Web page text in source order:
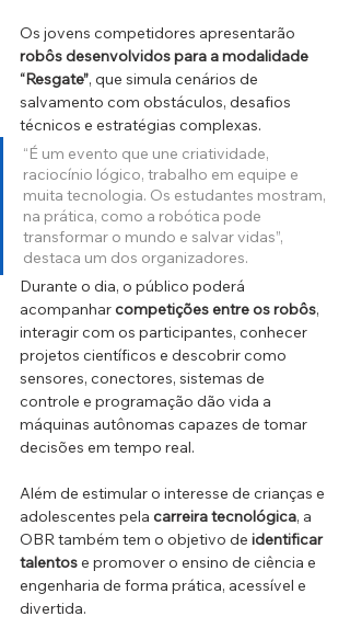
Os jovens competidores apresentarão
robôs desenvolvidos para a modalidade
“Resgate”, que simula cenários de
salvamento com obstáculos, desafios
técnicos e estratégias complexas.
“É um evento que une criatividade,
raciocínio lógico, trabalho em equipe e
muita tecnologia. Os estudantes mostram,
na prática, como a robótica pode
transformar o mundo e salvar vidas”,
destaca um dos organizadores.
Durante o dia, o público poderá
acompanhar competições entre os robôs,
interagir com os participantes, conhecer
projetos científicos e descobrir como
sensores, conectores, sistemas de
controle e programação dão vida a
máquinas autônomas capazes de tomar
decisões em tempo real.
Além de estimular o interesse de crianças e
adolescentes pela carreira tecnológica, a
OBR também tem o objetivo de identificar
talentos e promover o ensino de ciência e
engenharia de forma prática, acessível e
divertida.